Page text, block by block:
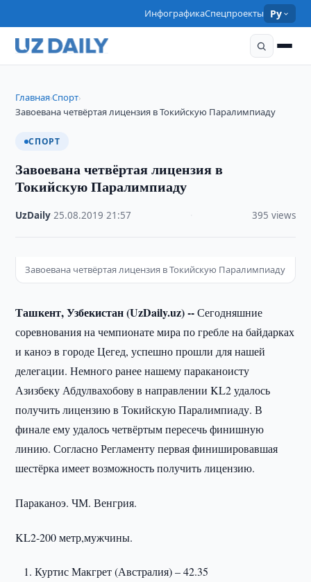
ИнфографикаСпецпроекты Ру
Главная›Спорт›
Завоевана четвёртая лицензия в Токийскую Паралимпиаду
СПОРТ
Завоевана четвёртая лицензия в
Токийскую Паралимпиаду
UzDaily ·25.08.2019 ·21:57 395 views
Завоевана четвёртая лицензия в Токийскую Паралимпиаду
Ташкент, Узбекистан (UzDaily.uz) --Сегодняшние
соревнования на чемпионате мира по гребле на байдарках
и каноэ в городе Цегед, успешно прошли для нашей
делегации. Немного ранее нашему параканоисту
Азизбеку Абдулвахобову в направлении KL2 удалось
получить лицензию в Токийскую Паралимпиаду. В
финале ему удалось четвёртым пересечь финишную
линию. Согласно Регламенту первая финишировавшая
шестёрка имеет возможность получить лицензию.
Параканоэ. ЧМ. Венгрия.
KL2-200 метр,мужчины.
Куртис Макгрет (Австралия) – 42.35